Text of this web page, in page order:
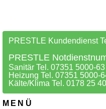
PRESTLE Kundendienst
PRESTLE
Sanitär Tel. 07351 5000-63
Heizung Tel. 07351 5000-
Kälte/Klima Tel. 0178 25
MENÜ